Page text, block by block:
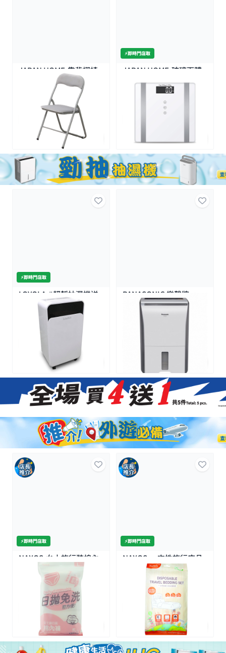
JAPAN HOME-靠背摺椅-
$175.0
全場買4送1(共選5件商品)
⚡️即時門店取
JAPAN HOME-玻璃面體
重脂肪磅
⚡️即時門店取
LOYOLA-#超靜抽濕機送
冷觸媒活性碳濾網12L (2
級能效6.5L)
$2099.0
PANASONIC 樂聲牌-
ECONAVI 智慧節能抗敏
抽濕機(23L)
$5380.0
⚡️即時門店取
NAXOS-女士旅行裝棉內
$19.9
$35/2件
全場買4送1(共選5件商品)
⚡️即時門店取
NAXOS-一次性旅行床品
套裝(雙人4件套)
$19.9
全場買4送1(共選5件商品)